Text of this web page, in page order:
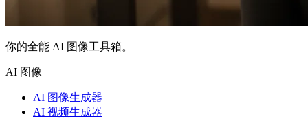
你的全能 AI 图像工具箱。
AI 图像
AI 图像生成器
AI 视频生成器